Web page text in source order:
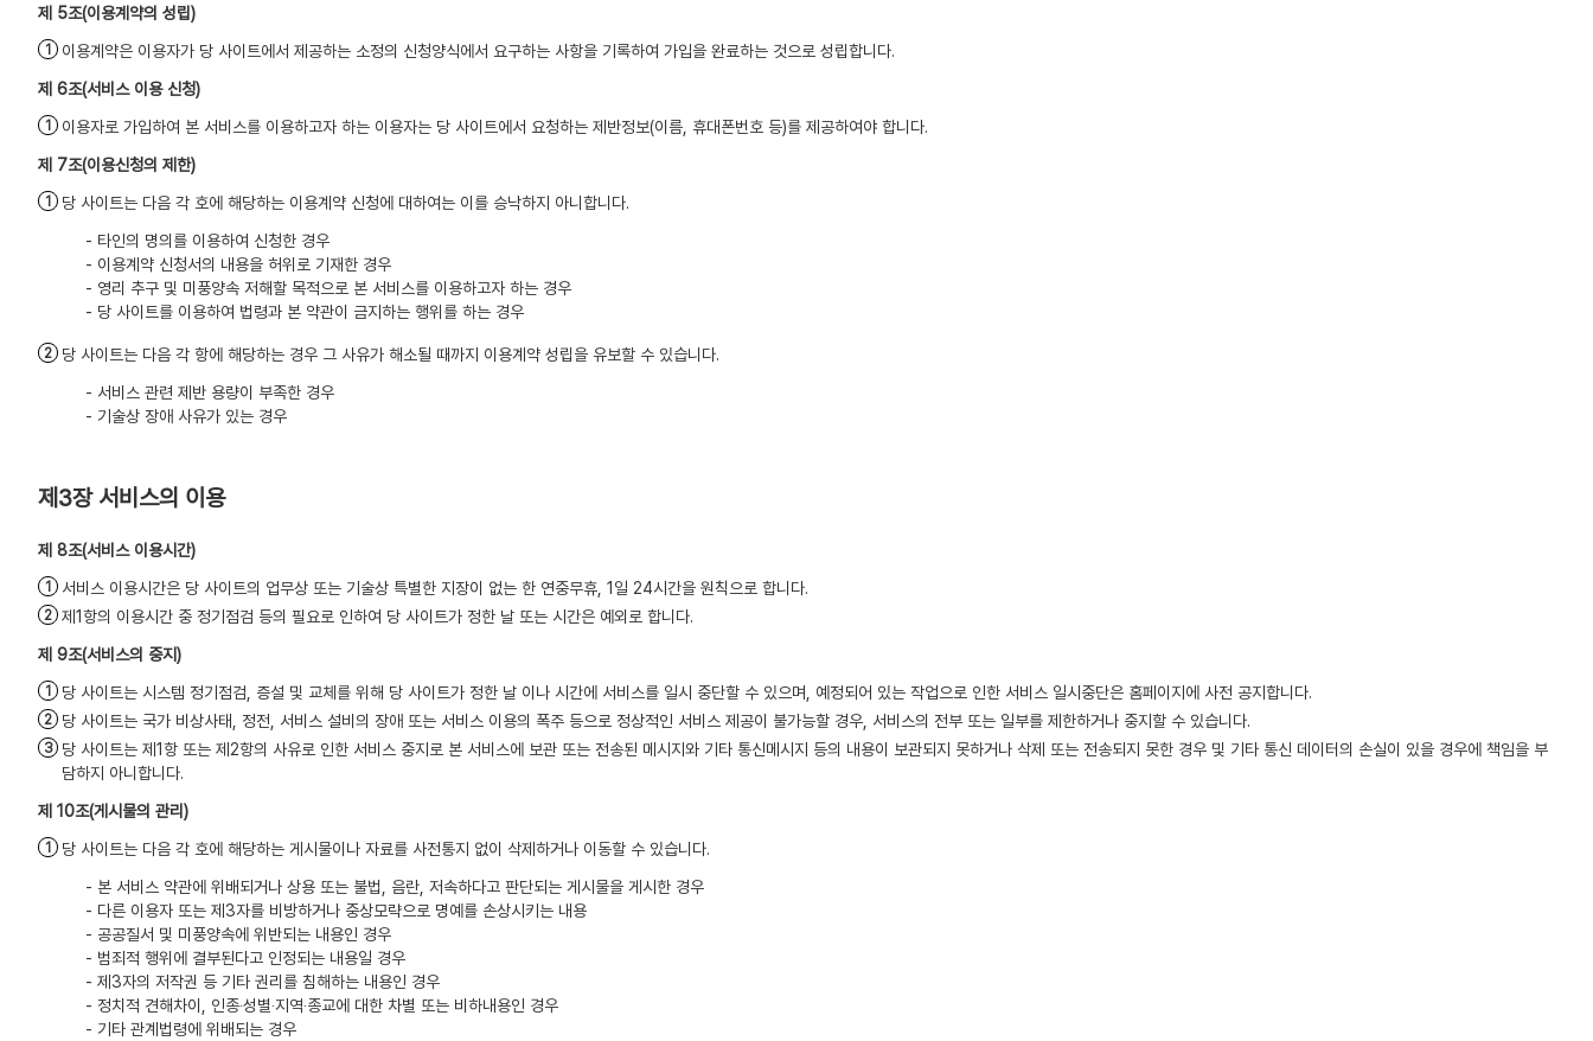
(이용계약의 성립)
이용계약은 이용자가 당 사이트에서 제공하는 소정의 신청양식에서 요구하는 사항을 기록하여 가입을 완료하는 것으로 성립합니다.
(서비스 이용 신청)
이용자로 가입하여 본 서비스를 이용하고자 하는 이용자는 당 사이트에서 요청하는 제반정보(이름, 휴대폰번호 등)를 제공하여야 합니다.
(이용신청의 제한)
당 사이트는 다음 각 호에 해당하는 이용계약 신청에 대하여는 이를 승낙하지 아니합니다.
- 타인의 명의를 이용하여 신청한 경우
- 이용계약 신청서의 내용을 허위로 기재한 경우
- 영리 추구 및 미풍양속 저해할 목적으로 본 서비스를 이용하고자 하는 경우
- 당 사이트를 이용하여 법령과 본 약관이 금지하는 행위를 하는 경우
당 사이트는 다음 각 항에 해당하는 경우 그 사유가 해소될 때까지 이용계약 성립을 유보할 수 있습니다.
- 서비스 관련 제반 용량이 부족한 경우
- 기술상 장애 사유가 있는 경우
제3장 서비스의 이용
(서비스 이용시간)
서비스 이용시간은 당 사이트의 업무상 또는 기술상 특별한 지장이 없는 한 연중무휴, 1일 24시간을 원칙으로 합니다.
제1항의 이용시간 중 정기점검 등의 필요로 인하여 당 사이트가 정한 날 또는 시간은 예외로 합니다.
(서비스의 중지)
당 사이트는 시스템 정기점검, 증설 및 교체를 위해 당 사이트가 정한 날 이나 시간에 서비스를 일시 중단할 수 있으며, 예정되어 있는 작업으로 인한 서비스 일시중단은 홈페이지에 사전 공지합니다.
당 사이트는 국가 비상사태, 정전, 서비스 설비의 장애 또는 서비스 이용의 폭주 등으로 정상적인 서비스 제공이 불가능할 경우, 서비스의 전부 또는 일부를 제한하거나 중지할 수 있습니다.
당 사이트는 제1항 또는 제2항의 사유로 인한 서비스 중지로 본 서비스에 보관 또는 전송된 메시지와 기타 통신메시지 등의 내용이 보관되지 못하거나 삭제 또는 전송되지 못한 경우 및 기타 통신 데이터의 손실이 있을 경우에 책임을 부
담하지 아니합니다.
(게시물의 관리)
당 사이트는 다음 각 호에 해당하는 게시물이나 자료를 사전통지 없이 삭제하거나 이동할 수 있습니다.
- 본 서비스 약관에 위배되거나 상용 또는 불법, 음란, 저속하다고 판단되는 게시물을 게시한 경우
- 다른 이용자 또는 제3자를 비방하거나 중상모략으로 명예를 손상시키는 내용
- 공공질서 및 미풍양속에 위반되는 내용인 경우
- 범죄적 행위에 결부된다고 인정되는 내용일 경우
- 제3자의 저작권 등 기타 권리를 침해하는 내용인 경우
- 정치적 견해차이, 인종‧성별‧지역‧종교에 대한 차별 또는 비하내용인 경우
- 기타 관계법령에 위배되는 경우